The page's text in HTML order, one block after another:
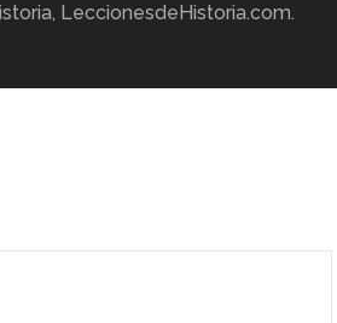
LeccionesdeHistoria.com.